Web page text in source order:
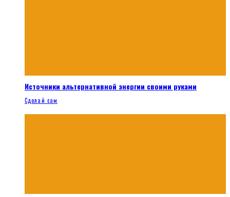
Источники альтернативной энергии своими руками
Сделай сам